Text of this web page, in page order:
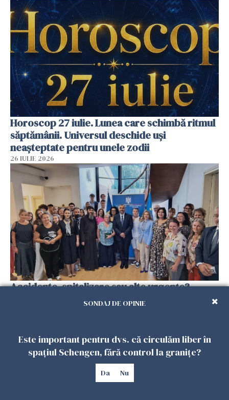
Horoscop 27 iulie. Lunea care schimbă ritmul
săptămânii. Universul deschide uși
neașteptate pentru unele zodii
26 IULIE 2026
Accidente, spitalizare sau alte urgențe?
Consulatul României la Roma promite
SONDAJ DE OPINIE
Este important pentru dvs. că circulăm liber în
spațiul Schengen, fără control la granițe?
Da Nu